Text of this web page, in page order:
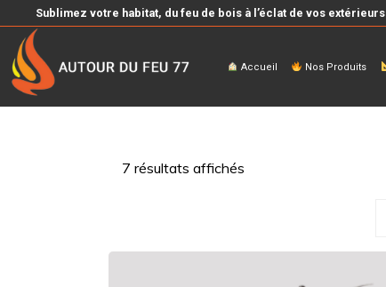
Sublimez votre habitat, du feu de bois à l’éclat de vos extérieurs
Accueil Nos Produits
7 résultats affichés